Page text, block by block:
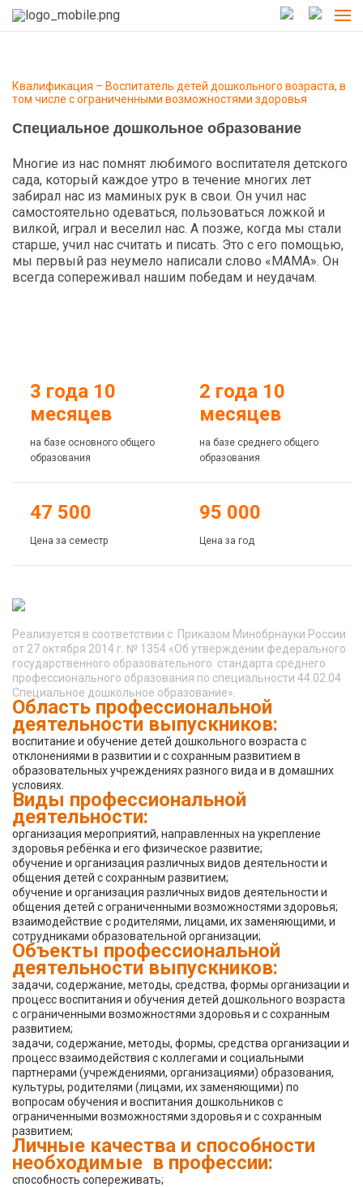
Квалификация – Воспитатель детей дошкольного возраста, в
том числе с ограниченными возможностями здоровья
Специальное дошкольное образование
Многие из нас помнят любимого воспитателя детского
сада, который каждое утро в течение многих лет
забирал нас из маминых рук в свои. Он учил нас
самостоятельно одеваться, пользоваться ложкой и
вилкой, играл и веселил нас. А позже, когда мы стали
старше, учил нас считать и писать. Это с его помощью,
мы первый раз неумело написали слово «МАМА». Он
всегда сопереживал нашим победам и неудачам.
3 года 10
месяцев
на базе основного общего
образования
2 года 10
месяцев
на базе среднего общего
образования
47 500
Цена за семестр
95 000
Цена за год
Реализуется в соответствии с Приказом Минобрнауки России
от 27 октября 2014 г. № 1354 «Об утверждении федерального
государственного образовательного стандарта среднего
профессионального образования по специальности 44.02.04
Специальное дошкольное образование».
Область профессиональной
деятельности выпускников:
воспитание и обучение детей дошкольного возраста с
отклонениями в развитии и с сохранным развитием в
образовательных учреждениях разного вида и в домашних
условиях.
Виды профессиональной
деятельности:
организация мероприятий, направленных на укрепление
здоровья ребёнка и его физическое развитие;
обучение и организация различных видов деятельности и
общения детей с сохранным развитием;
обучение и организация различных видов деятельности и
общения детей с ограниченными возможностями здоровья;
взаимодействие с родителями, лицами, их заменяющими, и
сотрудниками образовательной организации;
Объекты профессиональной
деятельности выпускников:
задачи, содержание, методы, средства, формы организации и
процесс воспитания и обучения детей дошкольного возраста
с ограниченными возможностями здоровья и с сохранным
развитием;
задачи, содержание, методы, формы, средства организации и
процесс взаимодействия с коллегами и социальными
партнерами (учреждениями, организациями) образования,
культуры, родителями (лицами, их заменяющими) по
вопросам обучения и воспитания дошкольников с
ограниченными возможностями здоровья и с сохранным
развитием;
Личные качества и способности
необходимые в профессии:
способность сопереживать;